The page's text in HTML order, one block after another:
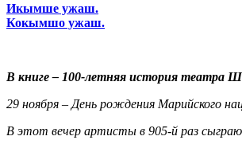
Икымше ужаш.
Кокымшо ужаш.
В книге – 100-летняя история театра
29 ноября – День рождения Марийского
В этот вечер артисты в 905-й раз